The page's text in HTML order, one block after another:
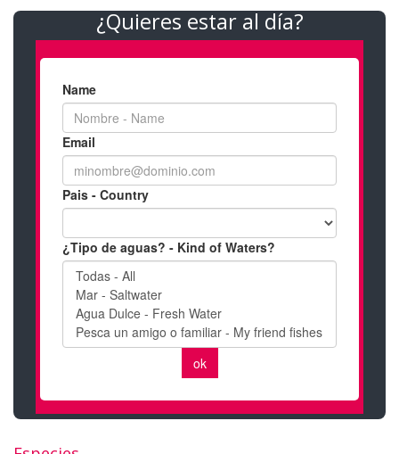
¿Quieres estar al día?